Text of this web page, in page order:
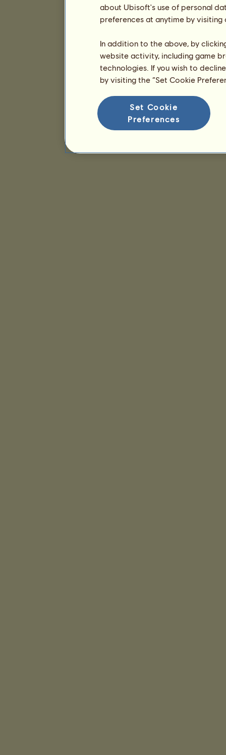
about Ubisoft's use of personal
preferences at anytime by
In addition to the above, by
website activity, including game
technologies. If you wish to
by visiting the “Set Cookie
Set Cookie
Preferences